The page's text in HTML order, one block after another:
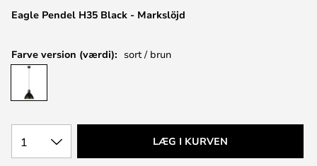
Eagle Pendel H35 Black - Markslöjd
Farve version (værdi): sort / brun
1 LÆG I KURVEN